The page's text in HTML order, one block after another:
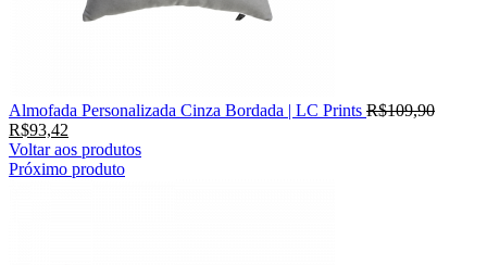
Almofada Personalizada Cinza Bordada | LC Prints R$109,90
R$93,42
Voltar aos produtos
Próximo produto